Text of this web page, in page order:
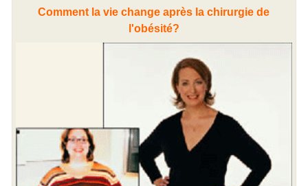
Comment la vie change après la chirurgie de
l'obésité?